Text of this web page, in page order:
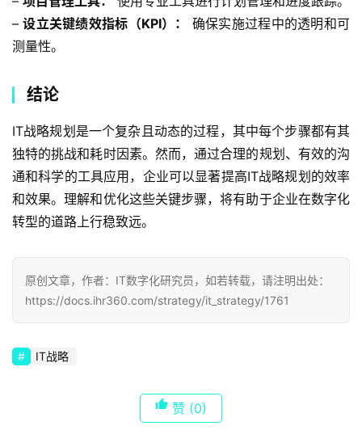
– 设立关键绩效指标（KPI）：
确保实施过程中的透明和可
测量性。
结论
IT战略规划是一个复杂且动态的过程，其中每个步骤都有其
独特的挑战和耗时因素。然而，通过合理的规划、有效的沟
通和科学的工具应用，企业可以显著提高IT战略规划的效率
和效果。理解和优化这些关键步骤，将有助于企业在数字化
转型的道路上行稳致远。
原创文章，作者：IT数字化研究员，如若转载，请注明出处：
https://docs.ihr360.com/strategy/it_strategy/1761
IT战略
赞 (0)